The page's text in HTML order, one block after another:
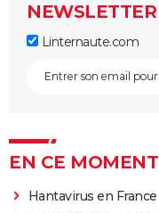
NEWSLETTER
Linternaute.com
EN CE MOMENT
Hantavirus en France